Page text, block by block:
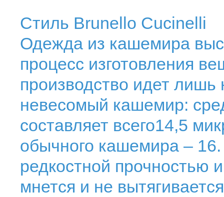
Стиль Brunello Cucinelli
Одежда из кашемира
процесс изготовления
производство идет
невесомый кашемир:
составляет всего14,5
обычного кашемира –
редкостной прочностью
мнется и не